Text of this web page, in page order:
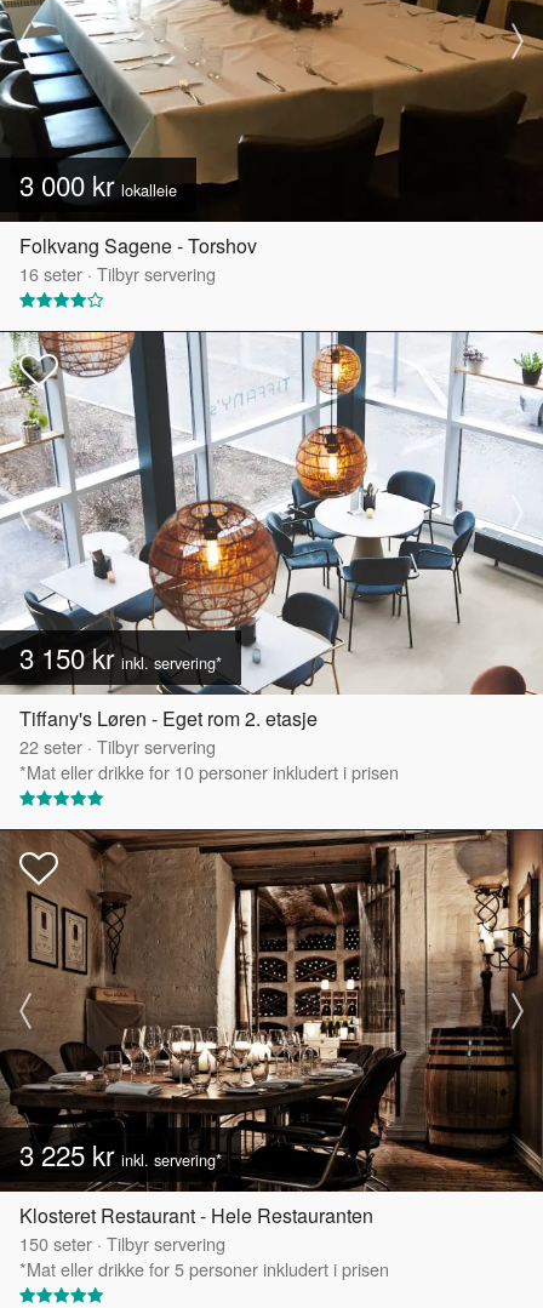
3 000 kr lokalleie
Folkvang Sagene - Torshov
16seter · Tilbyr servering
3 150 krinkl. servering*
Tiffany's Løren - Eget rom 2. etasje
22seter · Tilbyr servering
*Mat eller drikke for 10 personer inkludert i prisen
3 225 kr inkl. servering*
Klosteret Restaurant - Hele Restauranten
150seter · Tilbyr servering
*Mat eller drikke for 5 personer inkludert i prisen